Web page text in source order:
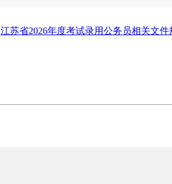
江苏省2026年度考试录用公务员相关文件